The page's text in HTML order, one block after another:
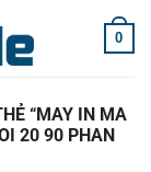
0
“MAY IN MA
20 90 PHAN